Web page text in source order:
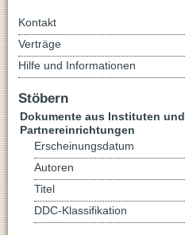
Kontakt
Verträge
Hilfe und Informationen
Stöbern
Dokumente aus Instituten und
Partnereinrichtungen
Erscheinungsdatum
Autoren
Titel
DDC-Klassifikation